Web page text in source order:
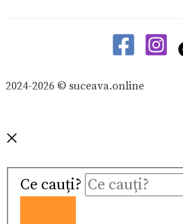
2024-2026 © suceava.online
Ce cauți?